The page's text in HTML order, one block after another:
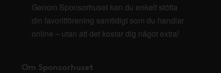
Genom Sponsorhuset kan du enkelt stötta
din favoritförening samtidigt som du handlar
online – utan att det kostar dig något extra!
Om Sponsorhuset